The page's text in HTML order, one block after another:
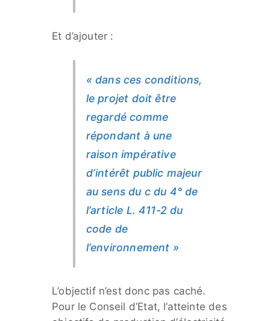
Et d’ajouter :
« dans ces conditions,
le projet doit être
regardé comme
répondant à une
raison impérative
d’intérêt public majeur
au sens du c du 4° de
l’article L. 411-2 du
code de
l’environnement »
L’objectif n’est donc pas caché.
Pour le Conseil d’Etat, l’atteinte des